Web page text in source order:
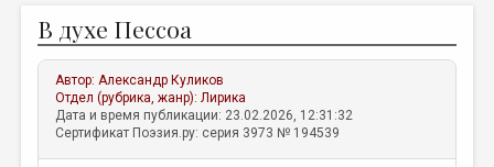
ЖАНРЫ
АВТОРЫ
КОММЕНТАРИИ
ЛИТСАЛОН
В духе Пессоа
Автор:Александр Куликов
Отдел (рубрика, жанр):Лирика
Дата и время публикации: 23.02.2026, 12:31:32
Сертификат Поэзия.ру: серия 3973 № 194539